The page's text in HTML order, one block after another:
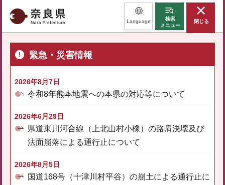
奈良県 Language
検索
メニュー
閉じる
緊急・災害情報
2026年8月7日
令和8年熊本地震への本県の対応等について
2026年6月29日
県道東川河合線（上北山村小橡）の路肩決壊及び
法面崩落による通行止について
2026年8月5日
国道168号（十津川村平谷）の崩土による通行止に